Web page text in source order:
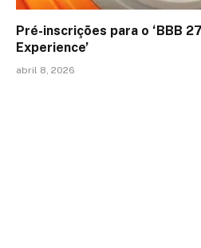
Pré-inscrições para o ‘BBB
Experience’
abril 8, 2026